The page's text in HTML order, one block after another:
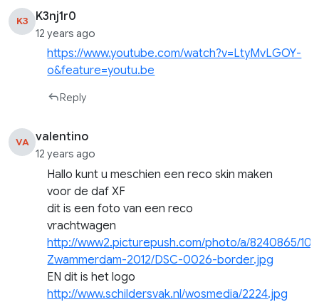
K3 K3nj1r0
12 years ago
https://www.youtube.com/watch?v=LtyMvLGOY-
o&feature=youtu.be
Reply
VA valentino
12 years ago
Hallo kunt u meschien een reco skin maken
voor de daf XF
dit is een foto van een reco
vrachtwagen
http://www2.picturepush.com/photo/a/8240865/
Zwammerdam-2012/DSC-0026-border.jpg
EN dit is het logo
http://www.schildersvak.nl/wosmedia/2224.jpg